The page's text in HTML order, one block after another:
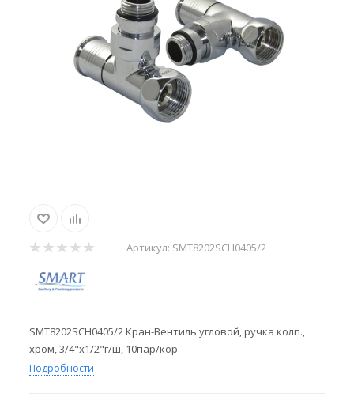
Артикул: SMT8202SCH0405/2
SMT8202SCH0405/2 Кран-Вентиль угловой, ручка колп.,
хром, 3/4"х1/2"г/ш, 10пар/кор
Подробности